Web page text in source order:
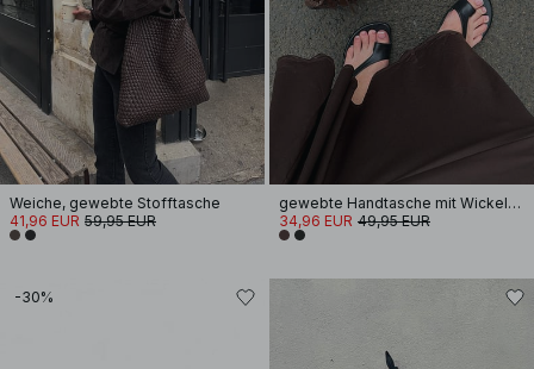
Weiche, gewebte Stofftasche
41,96 EUR 59,95 EUR
gewebte Handtasche mit Wickelgriff
34,96 EUR 49,95 EUR
-30%